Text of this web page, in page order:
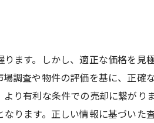
ます。しかし、適正な価格を
調査や物件の評価を基に、正
り有利な条件での売却に繋が
ります。正しい情報に基づい